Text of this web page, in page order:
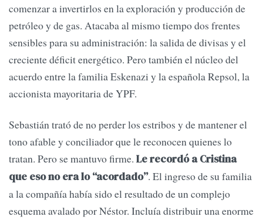
comenzar a invertirlos en la exploración y producción de
petróleo y de gas. Atacaba al mismo tiempo dos frentes
sensibles para su administración: la salida de divisas y el
creciente déficit energético. Pero también el núcleo del
acuerdo entre la familia Eskenazi y la española Repsol, la
accionista mayoritaria de YPF.
Sebastián trató de no perder los estribos y de mantener el
tono afable y conciliador que le reconocen quienes lo
tratan. Pero se mantuvo firme. Le recordó a Cristina
que eso no era lo “acordado”. El ingreso de su familia
a la compañía había sido el resultado de un complejo
esquema avalado por Néstor. Incluía distribuir una enorme